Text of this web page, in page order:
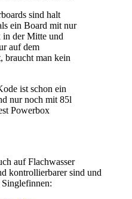
sind halt
ein Board mit nur
in der Mitte und
auf dem
braucht man kein
ist schon ein
nur noch mit 85l
Powerbox
auf Flachwasser
kontrollierbarer sind und
Singlefinnen: